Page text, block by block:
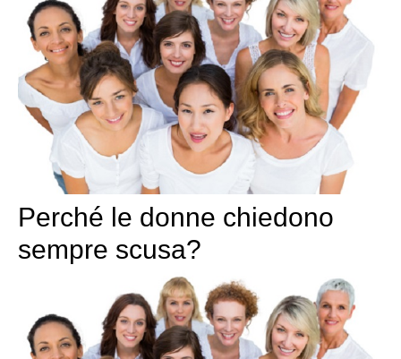
Perché le donne chiedono
sempre scusa?